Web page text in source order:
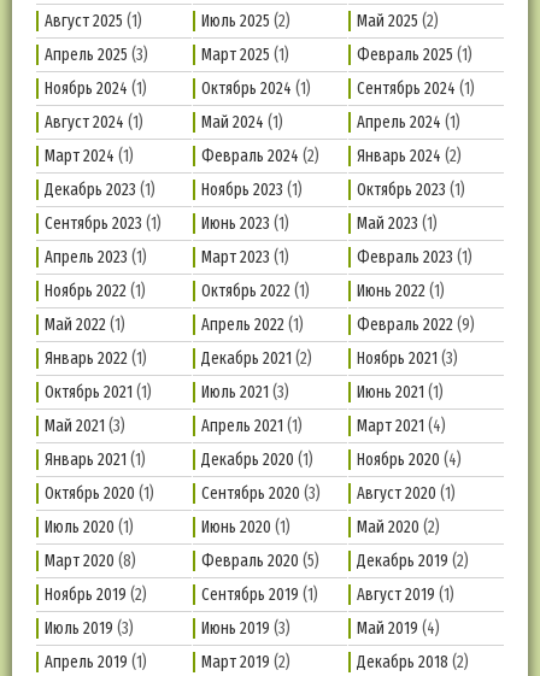
Август 2025 (1) Июль 2025 (2) Май 2025 (2)
Апрель 2025 (3) Март 2025 (1) Февраль 2025 (1)
Ноябрь 2024 (1) Октябрь 2024 (1) Сентябрь 2024 (1)
Август 2024 (1) Май 2024 (1) Апрель 2024 (1)
Март 2024 (1) Февраль 2024 (2) Январь 2024 (2)
Декабрь 2023 (1) Ноябрь 2023 (1) Октябрь 2023 (1)
Сентябрь 2023 (1) Июнь 2023 (1) Май 2023 (1)
Апрель 2023 (1) Март 2023 (1) Февраль 2023 (1)
Ноябрь 2022(1) Октябрь 2022(1) Июнь 2022(1)
Май 2022(1) Апрель 2022(1) Февраль 2022(9)
Январь 2022(1) Декабрь 2021 (2) Ноябрь 2021 (3)
Октябрь 2021 (1) Июль 2021 (3) Июнь 2021 (1)
Май 2021 (3) Апрель 2021 (1) Март 2021 (4)
Январь 2021 (1) Декабрь 2020 (1) Ноябрь 2020 (4)
Октябрь 2020 (1) Сентябрь 2020 (3) Август 2020 (1)
Июль 2020 (1) Июнь 2020 (1) Май 2020 (2)
Март 2020 (8) Февраль 2020 (5) Декабрь 2019 (2)
Ноябрь 2019 (2) Сентябрь 2019 (1) Август 2019 (1)
Июль 2019 (3) Июнь 2019 (3) Май 2019 (4)
Апрель 2019 (1) Март 2019 (2) Декабрь 2018 (2)